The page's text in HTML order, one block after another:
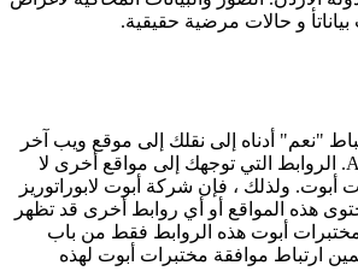
و حالات مرضية حقيقية.
"نعم" أدناه إلى نقلك إلى موقع ويب آخر
غير Abbott Laboratories. الروابط التي توجهك إلى مواقع أخرى لا
ولذلك ، فإن شركة أبوت لابوراتوريز
هذه المواقع أو أي روابط أخرى قد تظهر
أبوت هذه الروابط فقط من باب
ارتباط موافقة مختبرات أبوت لهذه